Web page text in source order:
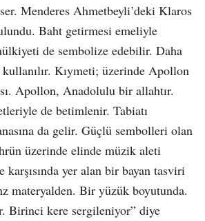
Menderes Ahmetbeyli’deki Klaros
Baht getirmesi emeliyle
de sembolize edebilir. Daha
Kıymeti; üzerinde Apollon
Apollon, Anadolulu bir allahtır.
de betimlenir. Tabiatı
da gelir. Güçlü sembolleri olan
üzerinde elinde müzik aleti
yer alan bir bayan tasviri
materyalden. Bir yüzük boyutunda.
Birinci kere sergileniyor” diye